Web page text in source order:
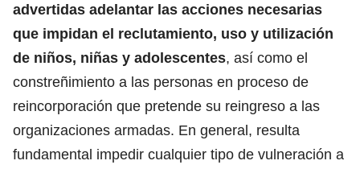
advertidas adelantar las acciones necesarias
que impidan el reclutamiento, uso y utilización
de niños, niñas y adolescentes, así como el
constreñimiento a las personas en proceso de
reincorporación que pretende su reingreso a las
organizaciones armadas. En general, resulta
fundamental impedir cualquier tipo de vulneración a